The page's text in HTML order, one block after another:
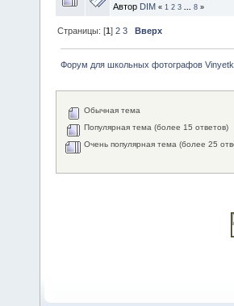
Автор DIM « 1 2 3 8 »
Страницы: [1]2 3 Вверх
Форум для школьных фотографов
Обычная тема
Популярная тема (более 15 ответов)
Очень популярная тема (более 25